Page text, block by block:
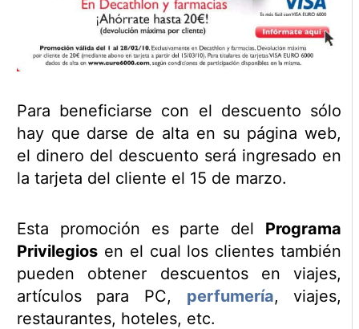
Para beneficiarse con el descuento sólo
hay que darse de alta en su página web,
el dinero del descuento será ingresado en
la tarjeta del cliente el 15 de marzo.
Esta promoción es parte del Programa
Privilegiosen el cual los clientes también
pueden obtener descuentos en viajes,
artículos para PC, perfumería, viajes,
restaurantes, hoteles, etc.